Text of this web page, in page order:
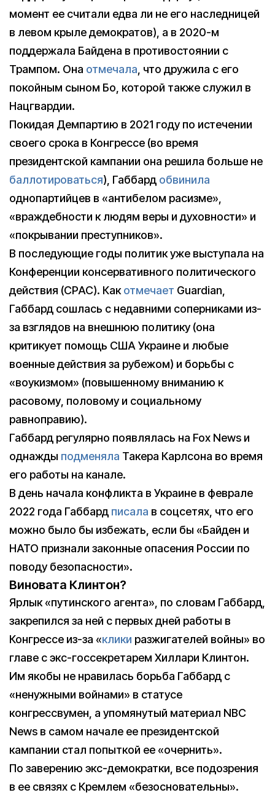
момент ее считали едва ли не его наследницей
в левом крыле демократов), а в 2020-м
поддержала Байдена в противостоянии с
Трампом. Она отмечала, что дружила с его
покойным сыном Бо, которой также служил в
Нацгвардии.
Покидая Демпартию в 2021 году по истечении
своего срока в Конгрессе (во время
президентской кампании она решила больше не
баллотироваться), Габбард обвинила
однопартийцев в «антибелом расизме»,
«враждебности к людям веры и духовности» и
«покрывании преступников».
В последующие годы политик уже выступала на
Конференции консервативного политического
действия (CPAC). Какотмечает Guardian,
Габбард сошлась с недавними соперниками из-
за взглядов на внешнюю политику (она
критикует помощь США Украине и любые
военные действия за рубежом) и борьбы с
«воукизмом» (повышенному вниманию к
расовому, половому и социальному
равноправию).
Габбард регулярно появлялась на Fox News и
однажды подменяла Такера Карлсона во время
его работы на канале.
В день начала конфликта в Украине в феврале
2022 года Габбард писала в соцсетях, что его
можно было бы избежать, если бы «Байден и
НАТО признали законные опасения России по
поводу безопасности».
Виновата Клинтон?
Ярлык «путинского агента», по словам Габбард,
закрепился за ней с первых дней работы в
Конгрессе из-за «клики разжигателей войны» во
главе с экс-госсекретарем Хиллари Клинтон.
Им якобы не нравилась борьба Габбард с
«ненужными войнами» в статусе
конгрессвумен, а упомянутый материал NBC
News в самом начале ее президентской
кампании стал попыткой ее «очернить».
По заверению экс-демократки, все подозрения
в ее связях с Кремлем «безосновательны».